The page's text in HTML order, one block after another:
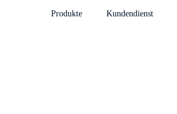
Produkte Kundendienst